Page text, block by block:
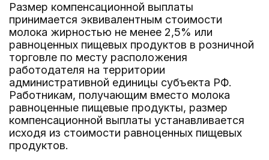
Размер компенсационной выплаты
принимается эквивалентным стоимости
молока жирностью не менее 2,5% или
равноценных пищевых продуктов в розничной
торговле по месту расположения
работодателя на территории
административной единицы субъекта РФ.
Работникам, получающим вместо молока
равноценные пищевые продукты, размер
компенсационной выплаты устанавливается
исходя из стоимости равноценных пищевых
продуктов.